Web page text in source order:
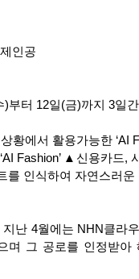
인공
부터 12일(금)까지 3일
에서 활용가능한 ‘AI
Fashion’ ▲신용카드,
인식하여 자연스러
난 4월에는 NHN클라
그 공로를 인정받아